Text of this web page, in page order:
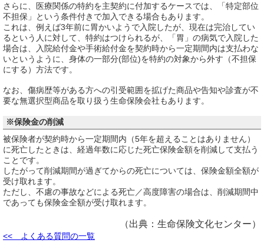
さらに、医療関係の特約を主契約に付加するケースでは、「特定部位
不担保」という条件付きで加入できる場合もあります。
これは、例えば3年前に胃かいようで入院したが、現在は完治してい
るという人に対して、特約はつけられるが、「胃」の病気で入院した
場合は、入院給付金や手術給付金を契約時から一定期間内は支払わな
いというように、身体の一部分(部位)を特約の対象から外す（不担保
にする）方法です。
なお、傷病歴等がある方への引受範囲を拡げた商品や告知や診査が不
要な無選択型商品を取り扱う生命保険会社もあります。
※保険金の削減
被保険者が契約時から一定期間内（5年を超えることはありません）
に死亡したときは、経過年数に応じた死亡保険金額を削減して支払う
ことです。
したがって削減期間が過ぎてからの死亡については、保険金額全額が
受け取れます。
ただし、不慮の事故などによる死亡／高度障害の場合は、削減期間中
であっても保険金全額が受け取れます。
（出典：生命保険文化センター）
<< よくある質問の一覧